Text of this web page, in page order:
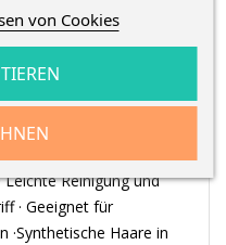
Grundschüler beim
im Unterricht
griffix
Malspaß ·
kindgerechter Länge ·
Reinigung und
· Geeignet für
·Synthetische Haare in
von Cookies